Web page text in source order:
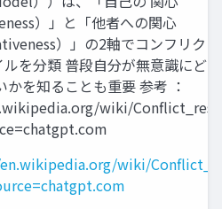
）」と「他者への関心
）」の2軸でコンフリク
を分類 普段自分が無意識にど
かを知ることも重要 参考 ：
wiki/
wiki/